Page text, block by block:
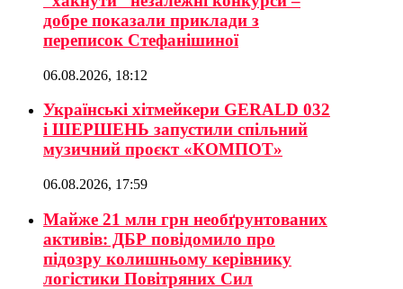
добре показали приклади з
переписок Стефанішиної
06.08.2026, 18:12
Українські хітмейкери GERALD 032
і ШЕРШЕНЬ запустили спільний
музичний проєкт «КОМПОТ»
06.08.2026, 17:59
Майже 21 млн грн необґрунтованих
активів: ДБР повідомило про
підозру колишньому керівнику
логістики Повітряних Сил